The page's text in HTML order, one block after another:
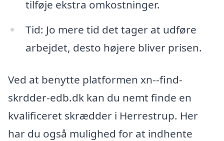
tilføje ekstra omkostninger.
Tid: Jo mere tid det tager at udføre
arbejdet, desto højere bliver prisen.
Ved at benytte platformen xn--find-
skrdder-edb.dk kan du nemt finde en
kvalificeret skrædder i Herrestrup. Her
har du også mulighed for at indhente